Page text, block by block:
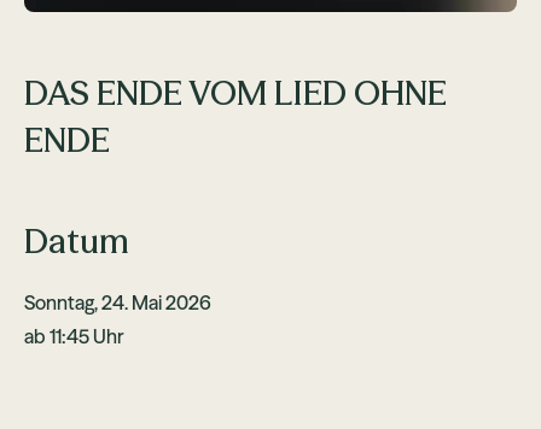
DAS ENDE VOM LIED OHNE
ENDE
Datum
Sonntag, 24. Mai 2026
ab 11:45 Uhr